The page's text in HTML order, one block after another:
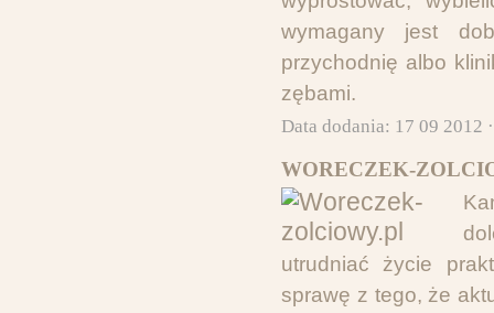
wymagany jest
przychodnię albo
zębami.
Data dodania: 17 09 2012
WORECZEK-
utrudniać życie
sprawę z tego, że